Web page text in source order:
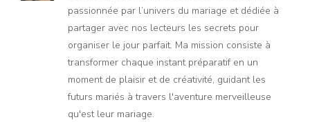
passionnée par l’univers du mariage et dédiée à
partager avec nos lecteurs les secrets pour
organiser le jour parfait. Ma mission consiste à
transformer chaque instant préparatif en un
moment de plaisir et de créativité, guidant les
futurs mariés à travers l'aventure merveilleuse
qu'est leur mariage.